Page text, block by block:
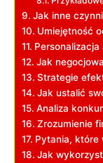
Jak inne
Umiejętność
Jak
Strategie
Jak ustalić
Analiza
Zrozumienie
Pytania, które
Jak